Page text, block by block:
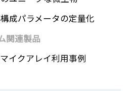
成パラメータの定量化
関連製品
イクアレイ利用事例